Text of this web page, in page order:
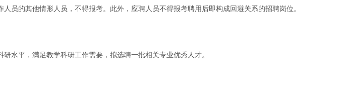
员的其他情形人员，不得报考。此外，应聘人员不得报考聘用后即构成回避关系的招聘岗位。
水平，满足教学科研工作需要，拟选聘一批相关专业优秀人才。